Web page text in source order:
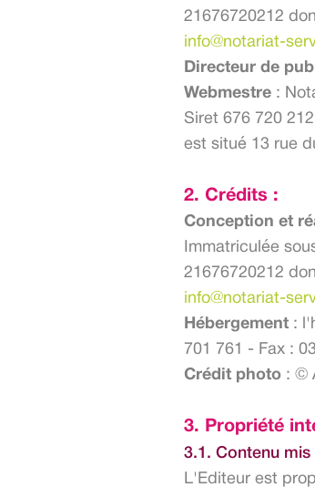
21676720212
info@notariat-
Directeur de
Webmestre :
Siret 676 720
est situé 13 rue
2. Crédits :
Conception et
Immatriculée
21676720212
info@notariat-
Hébergement :
701 761 - Fax :
Crédit photo : ©
3. Propriété
3.1. Contenu
L'Editeur est